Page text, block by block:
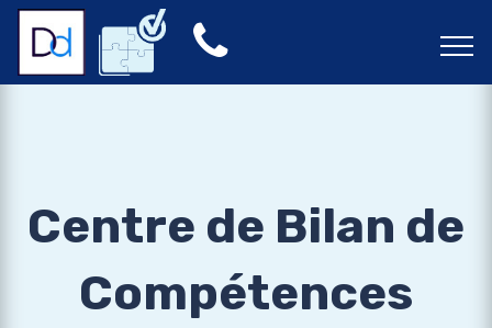
Centre de Bilan de
Compétences